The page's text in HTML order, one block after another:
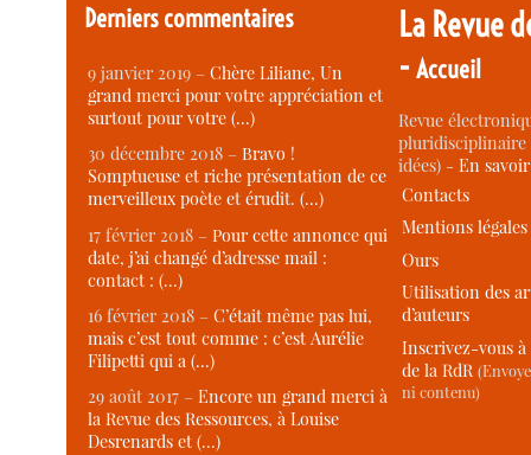
Derniers commentaires
9 janvier 2019 –Chère Liliane, Un
grand merci pour votre appréciation et
surtout pour votre (…)
30 décembre 2018 –Bravo !
Somptueuse et riche présentation de ce
merveilleux poète et érudit. (…)
17 février 2018 –Pour cette annonce qui
date, j’ai changé d’adresse mail :
contact : (…)
16 février 2018 –C’était même pas lui,
mais c’est tout comme : c’est Aurélie
Filipetti qui a (…)
29 août 2017 –Encore un grand merci à
la Revue des Ressources, à Louise
Desrenards et (…)
La Revue
-Accueil
Revue
idées) -En
Contacts
Mentions légales
Ours
Utilisation des
d’auteurs
Inscrivez-vous
de la RdR
ni contenu)